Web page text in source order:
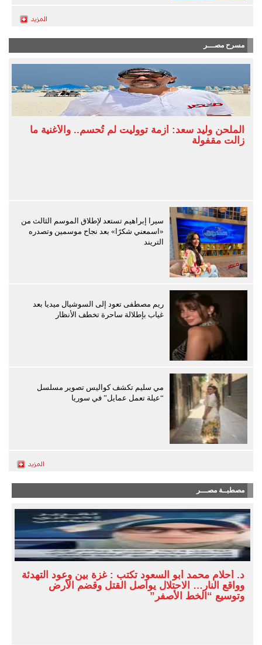
مسرح مصـــر
الملحن وليد سعد: أزمة تووليت لم تُحسم.. والأغنية ما
زالت مقفولة
سيرا إبراهيم تستعد لإطلاق الموسم الثالث من
«اسمعني شكرًا» بعد نجاح موسمين وتصدره
التريند
ريم مصطفى تعود إلى السوشيال ميديا بعد
غياب بإطلالة ساحرة تخطف الأنظار
مي سليم تكشف كواليس تصوير مسلسل
“عيلة تعمل عمايل” في سوريا
مصطبــة مصـــر
د. أحلام محمد أبو السعود تكتب : غزة بين وعود التهدئة
وواقع النار… الاحتلال يواصل القتل وقضم الأرض
وتوسيع “الخط الأصفر”